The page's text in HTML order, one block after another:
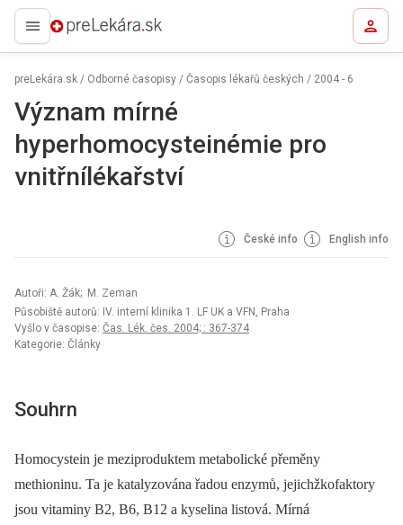
preLekára.sk
preLekára.sk / Odborné časopisy / Časopis lékařů českých / 2004 - 6
Význam mírné
hyperhomocysteinémie pro
vnitřnílékařství
České info English info
Autoři: A. Žák; M. Zeman
Působiště autorů: IV. interní klinika 1. LF UK a VFN, Praha
Vyšlo v časopise: Čas. Lék. čes. 2004; : 367-374
Kategorie: Články
Souhrn
Homocystein je meziproduktem metabolické přeměny
methioninu. Ta je katalyzována řadou enzymů, jejichžkofaktory
jsou vitaminy B2, B6, B12 a kyselina listová. Mírná